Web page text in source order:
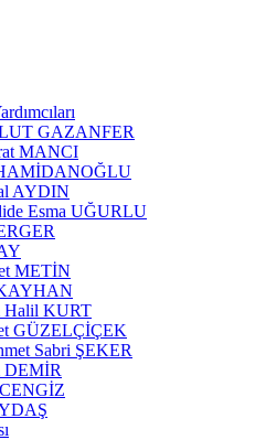
GAZANFER
MANCI
AYDIN
Esma UĞURLU
METİN
Halil KURT
GÜZELÇİÇEK
Sabri ŞEKER
DEMİR